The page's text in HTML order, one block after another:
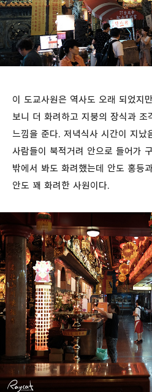
이 도교사원은 역사도 오래 되었지
보니 더 화려하고 지붕의 장식과 조
느낌을 준다. 저녁식사 시간이 지났
사람들이 북적거려 안으로 들어가
밖에서 봐도 화려했는데 안도 홍등
안도 꽤 화려한 사원이다.